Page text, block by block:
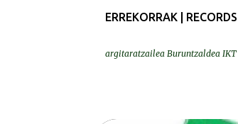
ERREKORRAK | RECORDS
argitaratzailea Buruntzaldea IKT